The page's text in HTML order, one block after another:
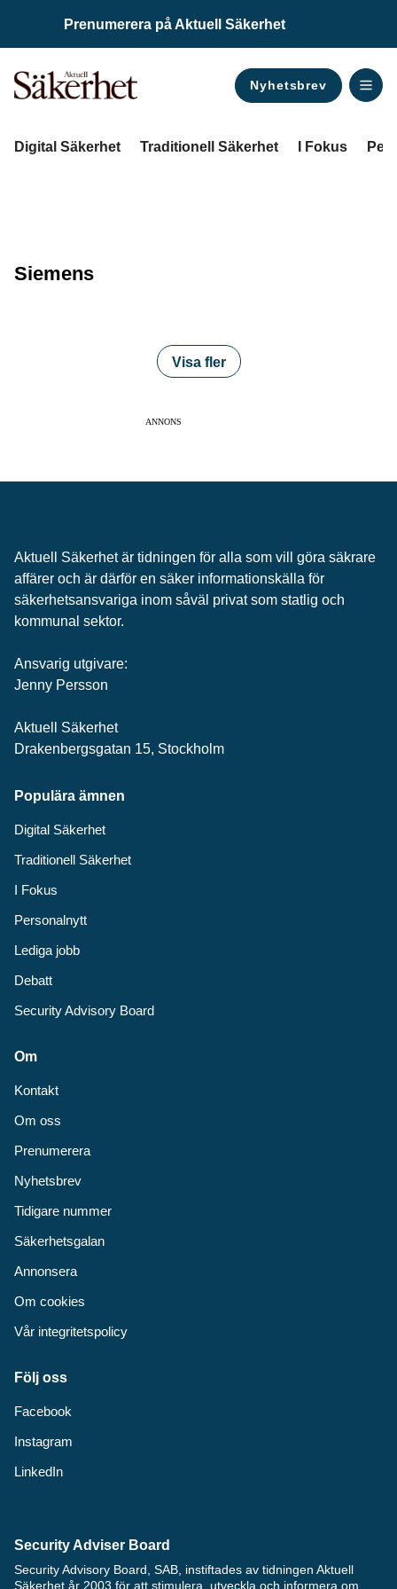
Prenumerera på Aktuell Säkerhet
Nyhetsbrev
Digital Säkerhet Traditionell Säkerhet I Fokus
Siemens
Visa fler
ANNONS
Aktuell Säkerhet är tidningen för alla som vill göra säkrare
affärer och är därför en säker informationskälla för
säkerhets­ansvariga inom såväl privat som statlig och
kommunal sektor.
Ansvarig utgivare:
Jenny Persson
Aktuell Säkerhet
Drakenbergsgatan 15, Stockholm
Populära ämnen
Digital Säkerhet
Traditionell Säkerhet
I Fokus
Personalnytt
Lediga jobb
Debatt
Security Advisory Board
Om
Kontakt
Om oss
Prenumerera
Nyhetsbrev
Tidigare nummer
Säkerhetsgalan
Annonsera
Om cookies
Vår integritetspolicy
Följ oss
Facebook
Instagram
LinkedIn
Security Adviser Board
Security Advisory Board, SAB, instiftades av tidningen Aktuell
Säkerhet år 2003 för att stimulera, utveckla och informera om